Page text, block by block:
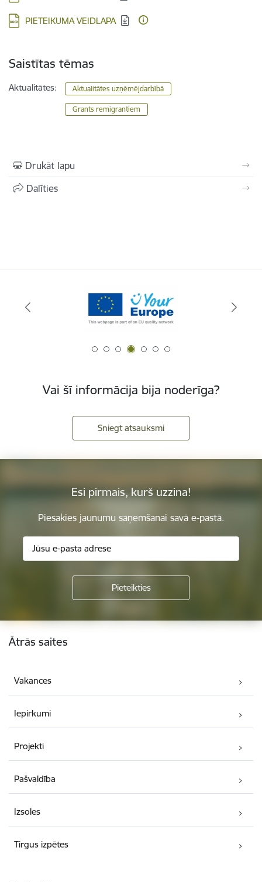
Lejupielādēt:
PIETEIKUMA VEIDLAPA
Saistītas tēmas
Aktualitātes: Aktualitātes uzņēmējdarbībā
Grants remigrantiem
Drukāt lapu
Dalīties
Vai šī informācija bija noderīga?
Sniegt atsauksmi
Esi pirmais, kurš uzzina!
Piesakies jaunumu saņemšanai savā e-pastā.
Kājene
Ātrās saites
Vakances
Iepirkumi
Projekti
Pašvaldība
Izsoles
Tirgus izpētes